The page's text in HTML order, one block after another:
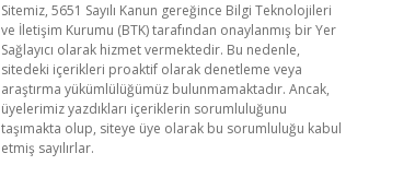
Sitemiz, 5651 Sayılı Kanun gereğince Bilgi Teknolojileri
ve İletişim Kurumu (BTK) tarafından onaylanmış bir Yer
Sağlayıcı olarak hizmet vermektedir. Bu nedenle,
sitedeki içerikleri proaktif olarak denetleme veya
araştırma yükümlülüğümüz bulunmamaktadır. Ancak,
üyelerimiz yazdıkları içeriklerin sorumluluğunu
taşımakta olup, siteye üye olarak bu sorumluluğu kabul
etmiş sayılırlar.